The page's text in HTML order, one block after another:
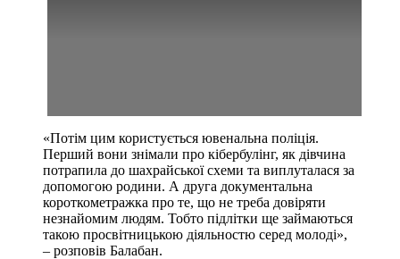
«Потім цим користується ювенальна поліція.
Перший вони знімали про кібербулінг, як дівчина
потрапила до шахрайської схеми та виплуталася за
допомогою родини. А друга документальна
короткометражка про те, що не треба довіряти
незнайомим людям. Тобто підлітки ще займаються
такою просвітницькою діяльностю серед молоді»,
– розповів Балабан.